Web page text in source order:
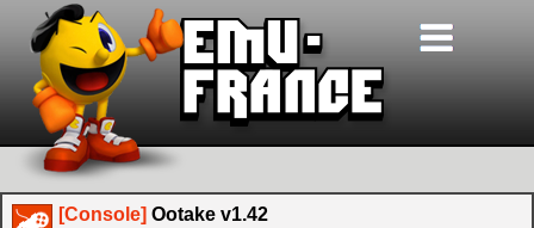
[Console] Ootake v1.42